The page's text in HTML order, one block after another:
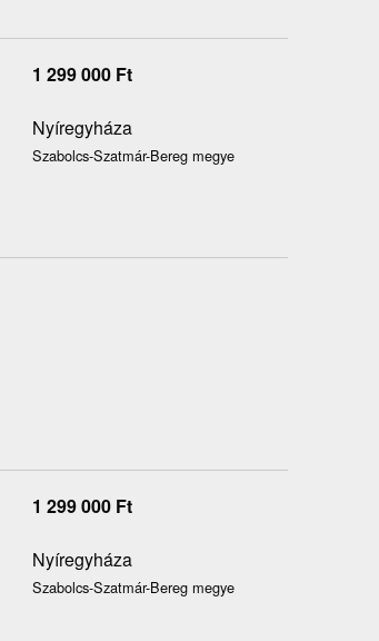
1 299 000 Ft
Nyíregyháza
Szabolcs-Szatmár-Bereg megye
1 299 000 Ft
Nyíregyháza
Szabolcs-Szatmár-Bereg megye